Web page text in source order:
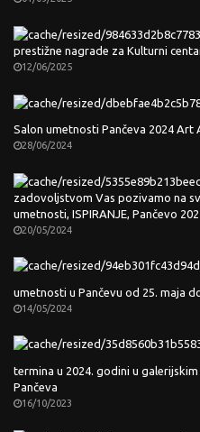
prestižne nagrade za Kulturni
12/06/2025
Salon umetnosti Pančeva 2024 Art
28/06/2024
zadovoljstvom Vas pozivamo na
umetnosti, ISPIRANJE, Pančevo
20/05/2024
umetnosti u Pančevu od 25. maja
14/05/2024
termina u 2024. godini u
Pančeva
16/10/2023